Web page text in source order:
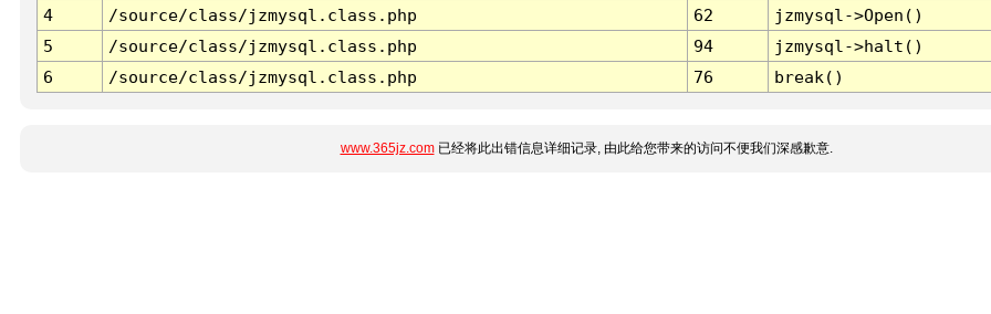
4
/source/class/jzmysql.class.php 62
jzmysql->Open()
5
/source/class/jzmysql.class.php 94
jzmysql->halt()
6
/source/class/jzmysql.class.php 76 break()
www.365jz.com已经将此出错信息详细记录, 由此给您带来的访问不便我们深感歉意.